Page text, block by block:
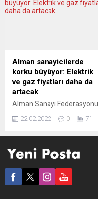
Alman sanayicilerde
korku büyüyor: Elektrik
ve gaz fiyatları daha da
artacak
Alman Sanayi Federasyonu
Russwurm, Alman
artmasını beklediğini
ciddi ki, çeşitli sektörlerden
ülkeye bağlı orta ölçekli
22.02.2022 0 71